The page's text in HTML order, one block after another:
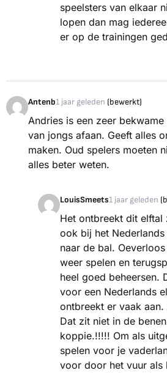
speelsters van elkaar
lopen dan mag
er op de trainingen
Antenb1 jaar geleden (bewerkt)
Andries is een zeer
van jongs afaan. Geeft alles
maken. Oud spelers moeten
alles beter weten.
LouisSmeets1 jaar geleden
Het ontbreekt dit elftal
ook bij het
naar de bal.
weer spelen en
heel goed beheersen.
voor een Nederlands
ontbreekt er vaak
Dat zit niet in de
koppie.!!!!! Om als
spelen voor je
voor door het vuur als